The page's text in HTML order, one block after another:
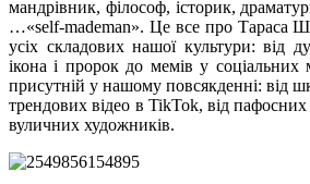
мандрівник, філософ, історик,
…«self-mademan». Це все про Тараса
усіх складових нашої культури: від
ікона і пророк до мемів у соціальних
присутній у нашому повсякденні: від
трендових відео в TikTok, від пафосних
вуличних художників.